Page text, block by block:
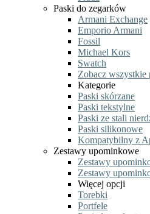
Paski do zegarków
Armani Exchange
Emporio Armani
Fossil
Michael Kors
Swatch
Zobacz wszystkie
Kategorie
Paski skórzane
Paski tekstylne
Paski ze stali
Paski silikonowe
Kompatybilny z
Zestawy upominkowe
Zestawy
Zestawy
Więcej opcji
Torebki
Portfele